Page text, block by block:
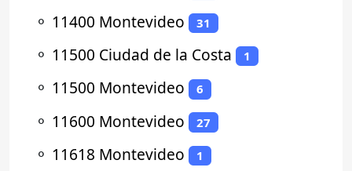
⚬ 11400 Montevideo 31
⚬ 11500 Ciudad de la Costa 1
⚬ 11500 Montevideo 6
⚬ 11600 Montevideo 27
⚬ 11618 Montevideo 1